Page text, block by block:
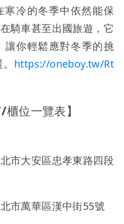
寒冷的冬季中依然能保
騎車甚至出國旅遊，它
讓你輕鬆應對冬季的挑
https://oneboy.tw/Rt
位一覽表】
市大安區忠孝東路四段
市萬華區漢中街55號